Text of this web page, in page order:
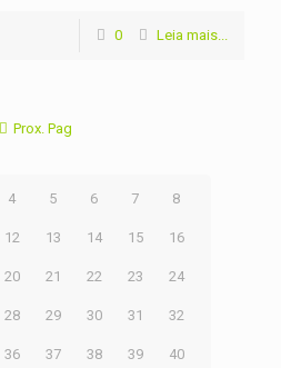
0 Leia mais...
Prox. Pag
4 5 6 7 8
12 13 14 15 16
20 21 22 23 24
28 29 30 31 32
36 37 38 39 40